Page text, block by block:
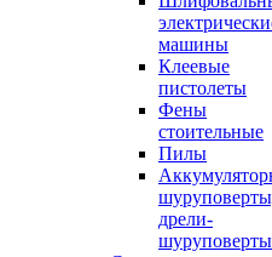
машины
Клеевые
пистолеты
Фены
стоительные
Пилы
дрели-
шуруповерты